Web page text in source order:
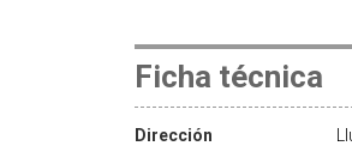
Ficha técnica
Dirección